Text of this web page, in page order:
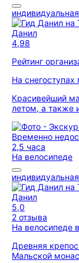
индивидуальная
Данил
4,98
Рейтинг
На
Красивейший
летом, а также
Временно
2,5 часа
На велосипеде
индивидуальная
Данил
5,0
2 отзыва
На велосипеде
Древняя
Мальской